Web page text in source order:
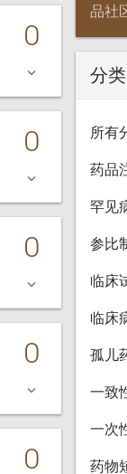
0
keyboard_arrow_down
0
keyboard_arrow_down
0
keyboard_arrow_down
0
keyboard_arrow_down
0
品社
分类
所有
药品
罕见
参比
临床
临床
孤儿
一致
一次
药物